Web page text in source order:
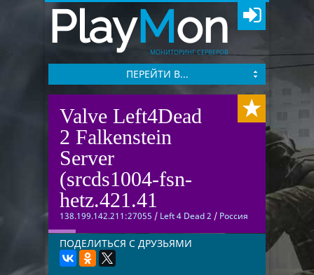
PlayMon
МОНИТОРИНГ СЕРВЕРОВ
ПЕРЕЙТИ В...
Valve Left4Dead
2 Falkenstein
Server
(srcds1004-fsn-
hetz.421.41
138.199.142.211:27055 / Left 4 Dead 2 / Россия
ПОДЕЛИТЬСЯ С ДРУЗЬЯМИ